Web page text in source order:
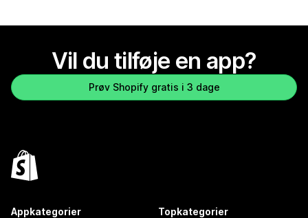
Vil du tilføje en app?
Prøv Shopify gratis i 3 dage
Appkategorier Topkategorier